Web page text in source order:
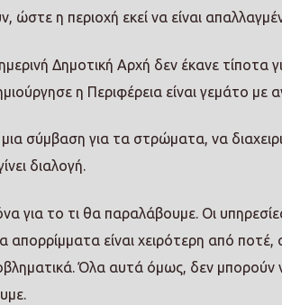
ώστε η περιοχή εκεί να είναι
Δημοτική Αρχή δεν έκανε τίποτα
η Περιφέρεια είναι γεμάτο με
μια σύμβαση για τα στρώματα, να
διαλογή.
για το τι θα παραλάβουμε. Οι
είναι χειρότερη από ποτέ,
Όλα αυτά όμως, δεν μπορούν